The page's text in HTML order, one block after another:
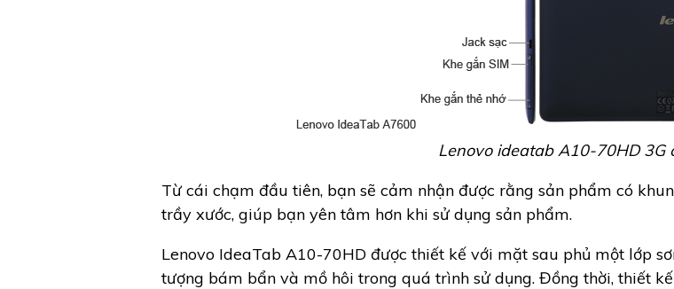
Lenovo ideatab A10-70HD 3G
Từ cái chạm đầu tiên, bạn sẽ cảm nhận được rằng sản phẩm có
trầy xước, giúp bạn yên tâm hơn khi sử dụng sản phẩm.
Lenovo IdeaTab A10-70HD được thiết kế với mặt sau phủ một lớp
tượng bám bẩn và mồ hôi trong quá trình sử dụng. Đồng thời, thiết